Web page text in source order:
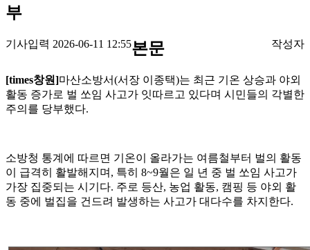
부
기사입력 2026-06-11 12:55 작성자
본문
[times창원]마산소방서(서장 이종택)는 최근 기온 상승과 야외
활동 증가로 벌 쏘임 사고가 잇따르고 있다며 시민들의 각별한
주의를 당부했다.
소방청 통계에 따르면 기온이 올라가는 여름철부터 벌의 활동
이 급격히 활발해지며, 특히 8~9월은 일 년 중 벌 쏘임 사고가
가장 집중되는 시기다. 주로 등산, 농업 활동, 캠핑 등 야외 활
동 중에 벌집을 건드려 발생하는 사고가 대다수를 차지한다.